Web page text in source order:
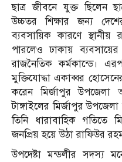
ছাত্র জীবনে যুক্ত ছিলেন
উচ্চতর শিক্ষার জন্য
ব্যবসায়িক কারণে
পারলেও ঢাকায়
রাজনৈতিক কর্মকান্ডে।
মুক্তিযোদ্ধা একাব্বর
করেন মির্জাপুর উপজেলা
টাঙ্গাইলের মির্জাপুর
তিনি ধারাবাহিক গতিতে
জনপ্রিয় হয়ে উঠা রাফিউর
উপদেষ্টা মন্ডলীর সদস্য